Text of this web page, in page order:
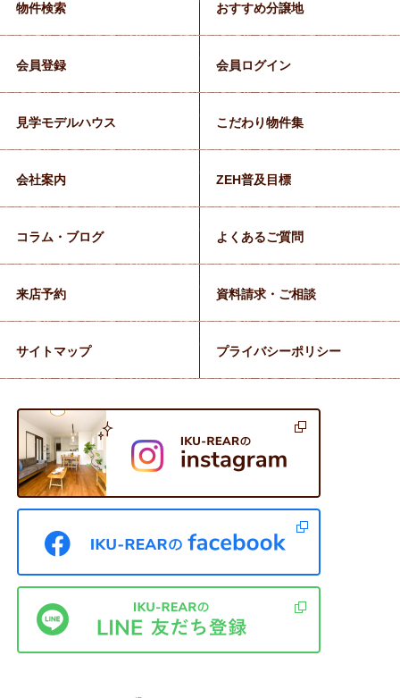
物件検索 おすすめ分譲地
会員登録 会員ログイン
見学モデルハウス こだわり物件集
会社案内 ZEH普及目標
コラム・ブログ よくあるご質問
来店予約 資料請求・ご相談
サイトマップ プライバシーポリシー